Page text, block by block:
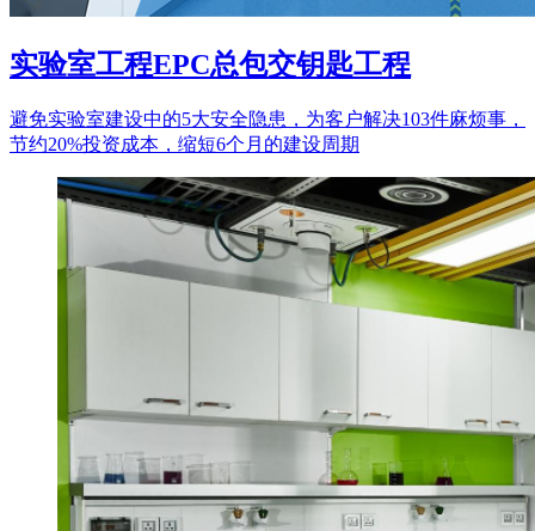
实验室工程EPC总包交钥匙工程
避免实验室建设中的5大安全隐患，为客户解决103件麻烦事，
节约20%投资成本，缩短6个月的建设周期